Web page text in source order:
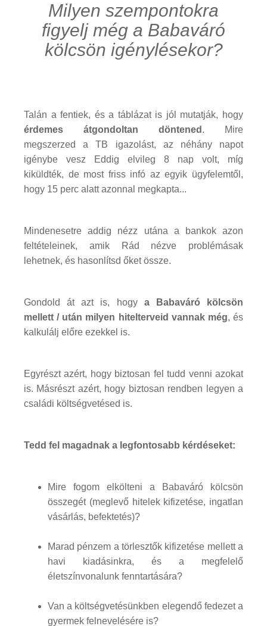
Milyen szempontokra
figyelj még a Babaváró
kölcsön igénylésekor?
Talán a fentiek, és a táblázat is jól mutatják, hogy
érdemes átgondoltan döntened . Mire
megszerzed a TB igazolást, az néhány napot
igénybe vesz Eddig elvileg 8 nap volt, míg
kiküldték, de most friss infó az egyik ügyfelemtől,
hogy 15 perc alatt azonnal megkapta...
Mindenesetre addig nézz utána a bankok azon
feltételeinek, amik Rád nézve problémásak
lehetnek, és hasonlítsd őket össze.
Gondold át azt is, hogy a Babaváró kölcsön
mellett / után milyen hitelterveid vannak még, és
kalkulálj előre ezekkel is.
Egyrészt azért, hogy biztosan fel tudd venni azokat
is. Másrészt azért, hogy biztosan rendben legyen a
családi költségvetésed is.
Tedd fel magadnak a legfontosabb kérdéseket:
Mire fogom elkölteni a Babaváró kölcsön
összegét (meglevő hitelek kifizetése, ingatlan
vásárlás, befektetés)?
Marad pénzem a törlesztők kifizetése mellett a
havi kiadásinkra, és a megfelelő
életszínvonalunk fenntartására?
Van a költségvetésünkben elegendő fedezet a
gyermek felnevelésére is?